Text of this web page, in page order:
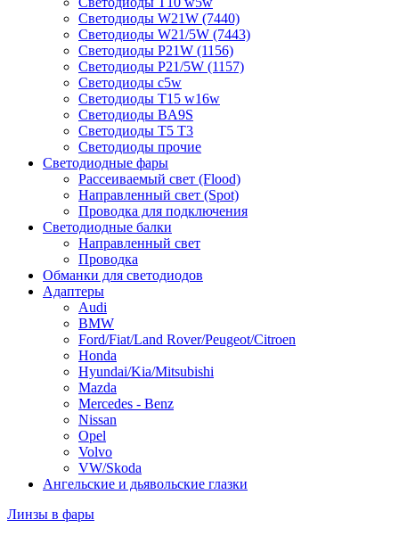
Светодиоды W21W (7440)
Светодиоды W21/5W (7443)
Светодиоды P21W (1156)
Светодиоды P21/5W (1157)
Светодиоды c5w
Светодиоды T15 w16w
Светодиоды BA9S
Светодиоды T5 T3
Светодиоды прочие
Светодиодные фары
Рассеиваемый свет (Flood)
Направленный свет (Spot)
Проводка для подключения
Светодиодные балки
Направленный свет
Проводка
Обманки для светодиодов
Адаптеры
Audi
BMW
Ford/Fiat/Land Rover/Peugeot/Citroen
Honda
Hyundai/Kia/Mitsubishi
Mazda
Mercedes - Benz
Nissan
Opel
Volvo
VW/Skoda
Ангельские и дьявольские глазки
Линзы в фары